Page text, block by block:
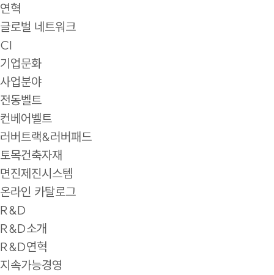
연혁
글로벌 네트워크
CI
기업문화
사업분야
전동벨트
컨베어벨트
러버트랙&러버패드
토목건축자재
면진제진시스템
온라인 카탈로그
R&D
R&D소개
R&D연혁
지속가능경영